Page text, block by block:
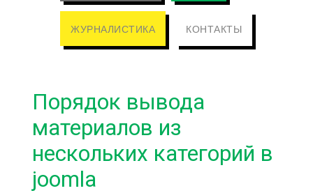
ЖУРНАЛИСТИКА КОНТАКТЫ
Порядок вывода
материалов из
нескольких категорий в
joomla